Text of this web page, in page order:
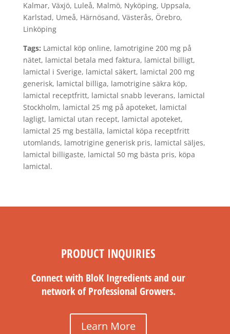
Kalmar, Växjö, Luleå, Malmö, Nyköping, Uppsala,
Karlstad, Umeå, Härnösand, Västerås, Örebro,
Linköping
Tags: Lamictal köp online, lamotrigine 200 mg på
nätet, lamictal betala med faktura, lamictal billigt,
lamictal i Sverige, lamictal säkert, lamictal 200 mg
generisk, lamictal billiga, lamotrigine säkra köp,
lamictal receptfritt, lamictal snabb leverans, lamictal
Stockholm, lamictal 25 mg på apoteket, lamictal
lagligt, lamictal utan recept, lamictal apoteket,
lamictal 25 mg beställa, lamictal köpa receptfritt
utomlands, lamotrigine generisk pris, lamictal säljes,
lamictal billigaste, lamictal 50 mg bästa pris, köpa
lamictal.
PRODUCT INQUIRIES
Connect with BloK Ingredients and our
network of Professional Growers.
Learn More